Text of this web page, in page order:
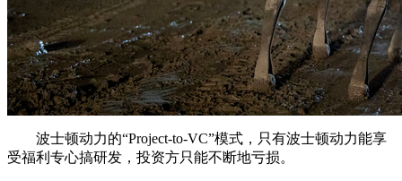
波士顿动力的“Project-to-VC”模式，只有波士顿动力能享
受福利专心搞研发，投资方只能不断地亏损。